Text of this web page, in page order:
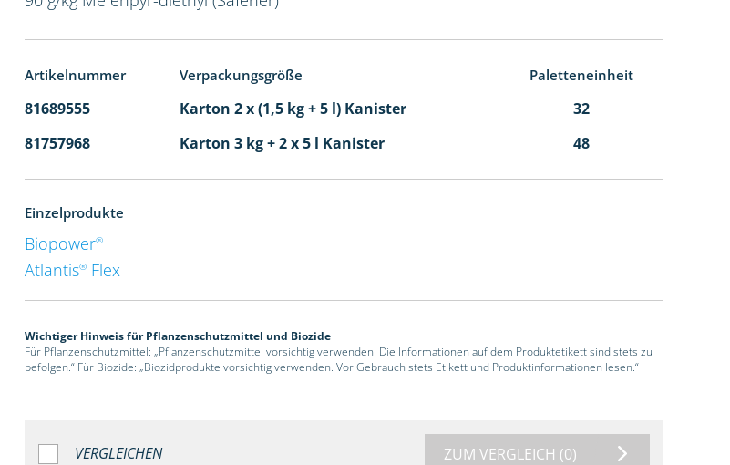
Artikelnummer Verpackungsgröße Paletteneinheit
81689555 Karton 2 x (1,5 kg + 5 l) Kanister
32
81757968
Karton 3 kg + 2 x 5 l Kanister 48
Einzelprodukte
Biopower®
Atlantis® Flex
Wichtiger Hinweis für Pflanzenschutzmittel und Biozide
Für Pflanzenschutzmittel: „Pflanzenschutzmittel vorsichtig verwenden. Die Informationen auf dem Produktetikett sind stets zu
befolgen.“ Für Biozide: „Biozidprodukte vorsichtig verwenden. Vor Gebrauch stets Etikett und Produktinformationen lesen.“
VERGLEICHEN ZUM VERGLEICH (0)